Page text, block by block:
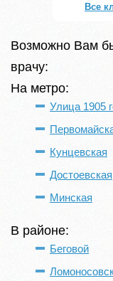
Все
Возможно Вам
врачу:
На метро:
Улица 1905
Кунцевская
Достоевская
Минская
В районе:
Беговой